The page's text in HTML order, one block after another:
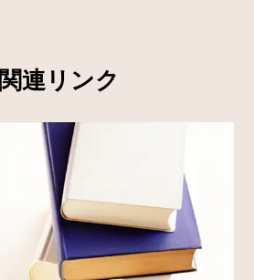
関連リンク